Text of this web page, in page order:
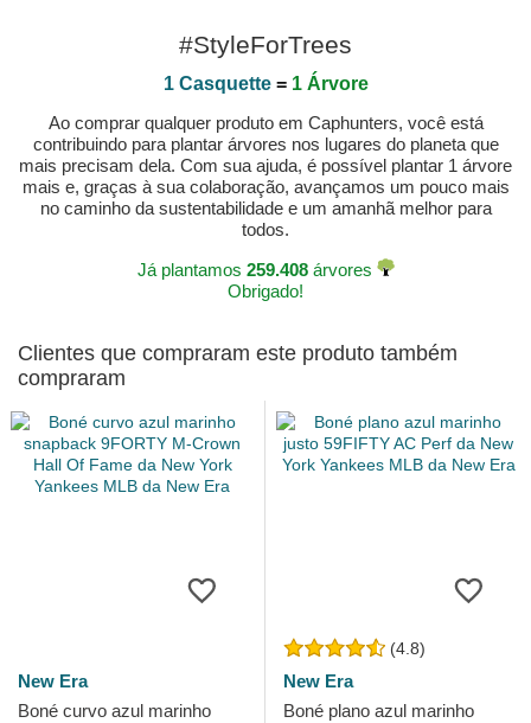
#StyleForTrees
1 Casquette= 1 Árvore
Ao comprar qualquer produto em Caphunters, você está
contribuindo para plantar árvores nos lugares do planeta que
mais precisam dela. Com sua ajuda, é possível plantar 1 árvore
mais e, graças à sua colaboração, avançamos um pouco mais
no caminho da sustentabilidade e um amanhã melhor para
todos.
Já plantamos 259.408árvores
Obrigado!
Clientes que compraram este produto também
compraram
New Era
Boné curvo azul marinho
(4.8)
New Era
Boné plano azul marinho